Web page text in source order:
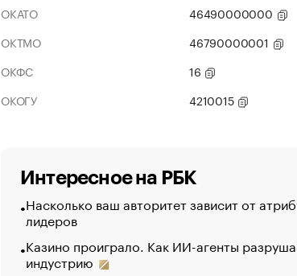
ОКАТО
46490000000
ОКТМО
46790000001
ОКФС
16
ОКОГУ
4210015
Интересное на РБК
Насколько ваш авторитет зависит от
лидеров
Казино проиграло. Как ИИ-агенты
индустрию